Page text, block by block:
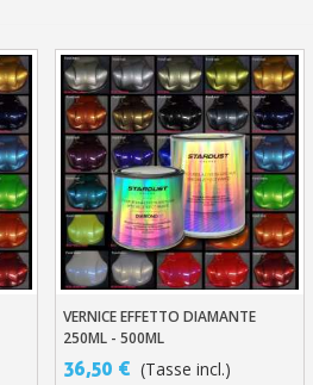
Aggiungi Al Carrello
VERNICE EFFETTO DIAMANTE
250ML - 500ML
36,50 € (Tasse incl.)